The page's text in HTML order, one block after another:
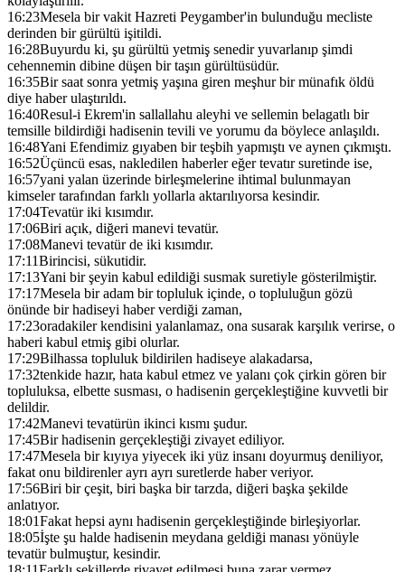
16:23Mesela bir vakit Hazreti Peygamber'in bulunduğu mecliste
derinden bir gürültü işitildi.
16:28Buyurdu ki, şu gürültü yetmiş senedir yuvarlanıp şimdi
cehennemin dibine düşen bir taşın gürültüsüdür.
16:35Bir saat sonra yetmiş yaşına giren meşhur bir münafık öldü
diye haber ulaştırıldı.
16:40Resul-i Ekrem'in sallallahu aleyhi ve sellemin belagatlı bir
temsille bildirdiği hadisenin tevili ve yorumu da böylece anlaşıldı.
16:48Yani Efendimiz gıyaben bir teşbih yapmıştı ve aynen çıkmıştı.
16:52Üçüncü esas, nakledilen haberler eğer tevatır suretinde ise,
16:57yani yalan üzerinde birleşmelerine ihtimal bulunmayan
kimseler tarafından farklı yollarla aktarılıyorsa kesindir.
17:04Tevatür iki kısımdır.
17:06Biri açık, diğeri manevi tevatür.
17:08Manevi tevatür de iki kısımdır.
17:11Birincisi, sükutidir.
17:13Yani bir şeyin kabul edildiği susmak suretiyle gösterilmiştir.
17:17Mesela bir adam bir topluluk içinde, o topluluğun gözü
önünde bir hadiseyi haber verdiği zaman,
17:23oradakiler kendisini yalanlamaz, ona susarak karşılık verirse, o
haberi kabul etmiş gibi olurlar.
17:29Bilhassa topluluk bildirilen hadiseye alakadarsa,
17:32tenkide hazır, hata kabul etmez ve yalanı çok çirkin gören bir
topluluksa, elbette susması, o hadisenin gerçekleştiğine kuvvetli bir
delildir.
17:42Manevi tevatürün ikinci kısmı şudur.
17:45Bir hadisenin gerçekleştiği zivayet ediliyor.
17:47Mesela bir kıyıya yiyecek iki yüz insanı doyurmuş deniliyor,
fakat onu bildirenler ayrı ayrı suretlerde haber veriyor.
17:56Biri bir çeşit, biri başka bir tarzda, diğeri başka şekilde
anlatıyor.
18:01Fakat hepsi aynı hadisenin gerçekleştiğinde birleşiyorlar.
18:05İşte şu halde hadisenin meydana geldiği manası yönüyle
tevatür bulmuştur, kesindir.